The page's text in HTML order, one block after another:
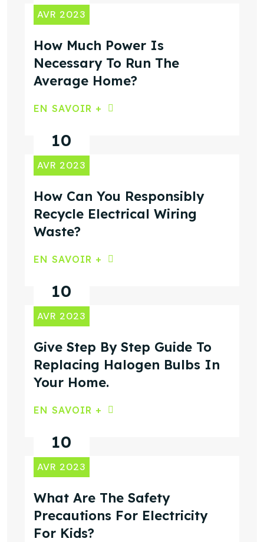
AVR 2023
How Much Power Is
Necessary To Run The
Average Home?
EN SAVOIR +
10
AVR 2023
How Can You Responsibly
Recycle Electrical Wiring
Waste?
EN SAVOIR +
10
AVR 2023
Give Step By Step Guide To
Replacing Halogen Bulbs In
Your Home.
EN SAVOIR +
10
AVR 2023
What Are The Safety
Precautions For Electricity
For Kids?